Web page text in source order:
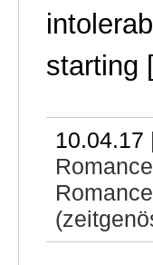
Romance
Romance